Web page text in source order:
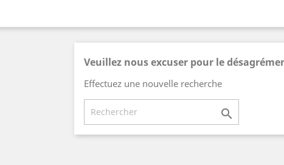
Veuillez nous excuser pour le
Effectuez une nouvelle recherche
